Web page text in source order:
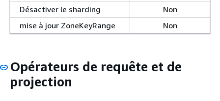
Désactiver le sharding
Non
mise à jour ZoneKeyRange
Non
Opérateurs de requête et de
projection